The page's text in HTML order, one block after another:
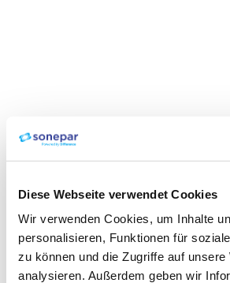
Diese Webseite verwendet Cookies
Wir verwenden Cookies, um Inhalte
personalisieren, Funktionen für
zu können und die Zugriffe auf unsere
analysieren. Außerdem geben wir